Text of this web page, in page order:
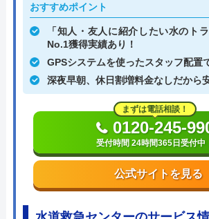
おすすめポイント
「知人・友人に紹介したい水のト
No.1獲得実績あり！
GPSシステムを使ったスタッフ配置
深夜早朝、休日割増料金なしだから
公式サイトを見る
まずは電話相談！
0120-245-
受付時間 24時間365日受付中